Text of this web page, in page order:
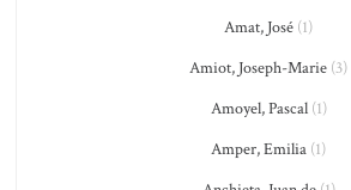
Amat, José (1)
Amiot, Joseph-Marie (3)
Amoyel, Pascal(1)
Amper, Emilia (1)